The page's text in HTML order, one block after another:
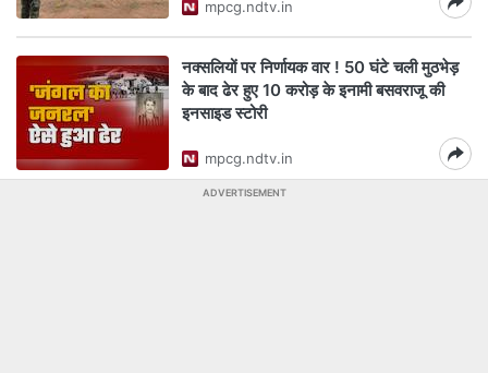
mpcg.ndtv.in
नक्सलियों पर निर्णायक वार ! 50 घंटे चली मुठभेड़
के बाद ढेर हुए 10 करोड़ के इनामी बसवराजू की
इनसाइड स्टोरी
mpcg.ndtv.in
ADVERTISEMENT